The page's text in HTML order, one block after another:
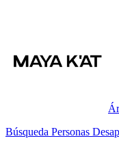
Búsqueda Personas